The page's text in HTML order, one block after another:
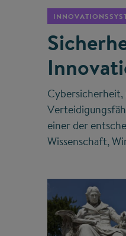
einer der
Wissenschaft,